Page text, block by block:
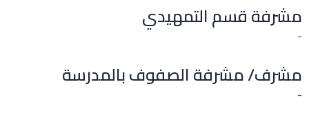
مشرفة قسم التمهيدي
-
مشرف/ مشرفة الصفوف بالمدرسة
-